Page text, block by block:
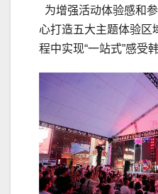
为增强活动体验感和
心打造五大主题体验区
程中实现“一站式”感受